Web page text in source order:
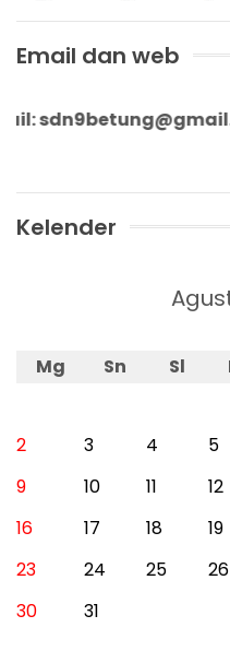
Email dan web
Kelender
Mg Sn Sl
2
3 4 5
9
10 11 12
16
17 18 19
23
24 25 26
30
31